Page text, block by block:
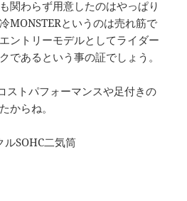
関わらず用意したのはやっぱり
MONSTERというのは売れ筋で
ントリーモデルとしてライダー
であるという事の証でしょう。
ストパフォーマンスや足付きの
からね。
SOHC二気筒